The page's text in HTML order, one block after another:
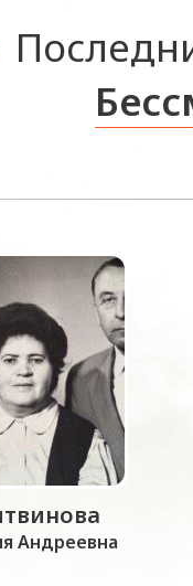
Андреевна